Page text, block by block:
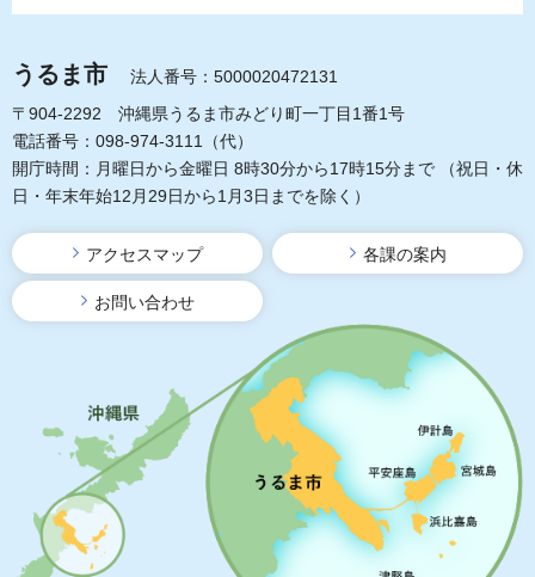
うるま市
法人番号：5000020472131
〒904-2292 沖縄県うるま市みどり町一丁目1番1号
電話番号：098-974-3111（代）
開庁時間：月曜日から金曜日 8時30分から17時15分まで
（祝日・休
日・年末年始12月29日から1月3日までを除く）
アクセスマップ 各課の案内
お問い合わせ